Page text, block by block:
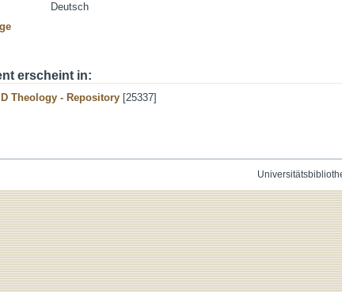
Deutsch
erscheint in:
Theology - Repository [25337]